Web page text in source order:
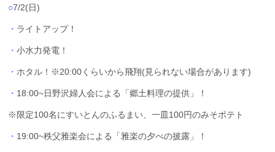
○7/2(日)
・ ライトアップ！
・小水力発電！
・ ホタル！※20:00くらいから飛翔(見られない場合があります)
・ 18:00~日野沢婦人会による「郷土料理の提供」！
※限定100名にすいとんのふるまい、一皿100円のみそポテト
・ 19:00~秩父雅楽会による「雅楽の夕べの披露」！